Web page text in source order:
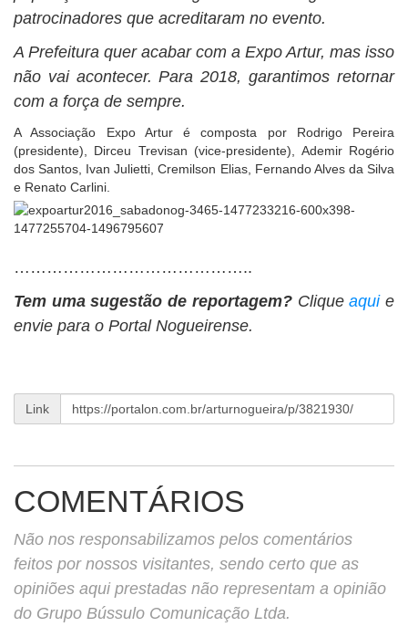
patrocinadores que acreditaram no evento.
A Prefeitura quer acabar com a Expo Artur, mas isso
não vai acontecer. Para 2018, garantimos retornar
com a força de sempre.
A Associação Expo Artur é composta por Rodrigo Pereira
(presidente), Dirceu Trevisan (vice-presidente), Ademir Rogério
dos Santos, Ivan Julietti, Cremilson Elias, Fernando Alves da Silva
e Renato Carlini.
……………………………………..
Tem uma sugestão de reportagem? Clique aqui e
envie para o Portal Nogueirense.
Link
COMENTÁRIOS
Não nos responsabilizamos pelos comentários
feitos por nossos visitantes, sendo certo que as
opiniões aqui prestadas não representam a opinião
do Grupo Bússulo Comunicação Ltda.